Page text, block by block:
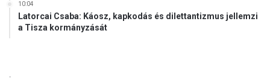
10:04
Latorcai Csaba: Káosz, kapkodás és dilettantizmus jellemzi
a Tisza kormányzását
.